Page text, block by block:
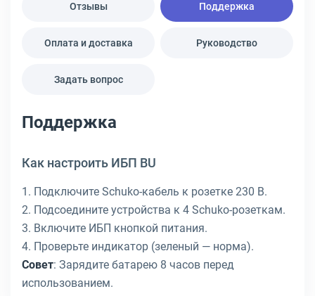
Отзывы Поддержка
Оплата и доставка Руководство
Задать вопрос
Поддержка
Как настроить ИБП BU
1. Подключите Schuko-кабель к розетке 230 В.
2. Подсоедините устройства к 4 Schuko-розеткам.
3. Включите ИБП кнопкой питания.
4. Проверьте индикатор (зеленый — норма).
Совет: Зарядите батарею 8 часов перед
использованием.